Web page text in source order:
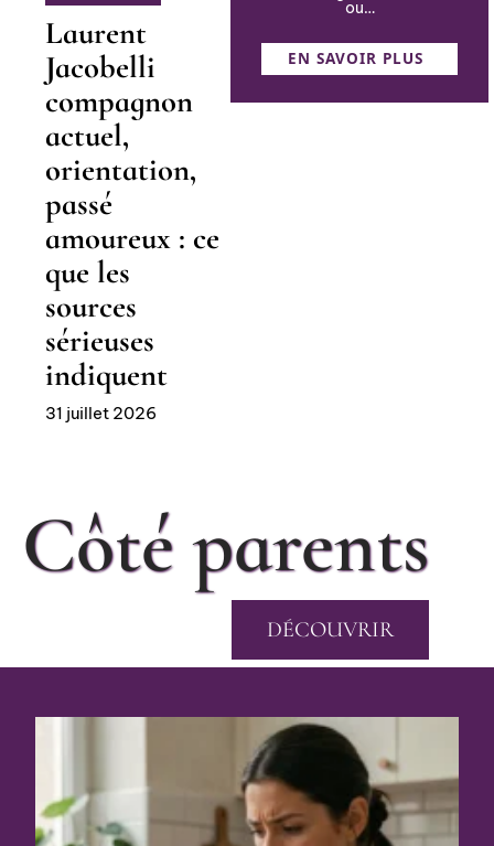
Laurent
Jacobelli
compagnon
actuel,
orientation,
passé
amoureux : ce
que les
sources
sérieuses
indiquent
31 juillet 2026
ou…
EN SAVOIR PLUS
Côté parents
DÉCOUVRIR